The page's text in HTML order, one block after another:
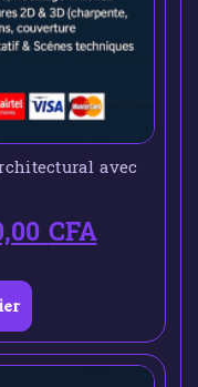
avec
CFA